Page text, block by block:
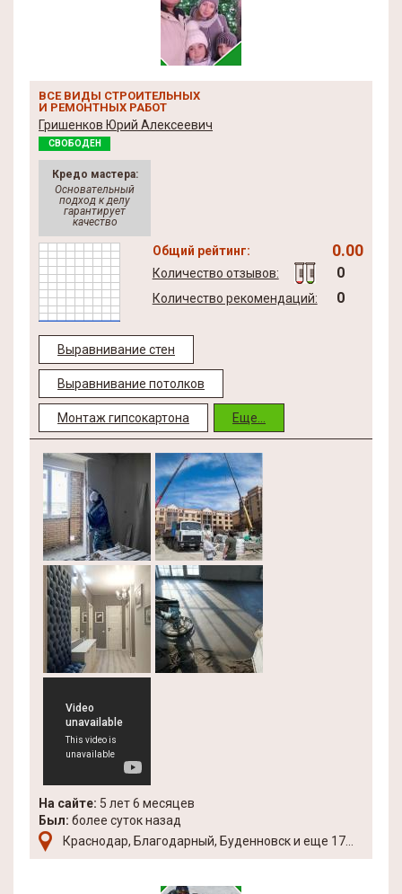
ВСЕ ВИДЫ СТРОИТЕЛЬНЫХ
И РЕМОНТНЫХ РАБОТ
Гришенков Юрий Алексеевич
СВОБОДЕН
Кредо мастера:
Основательный
подход к делу
гарантирует
качество
Общий рейтинг: 0.00
Количество отзывов: 0
Количество рекомендаций: 0
Выравнивание стен
Выравнивание потолков
Монтаж гипсокартона Еще...
На сайте: 5 лет 6 месяцев
Был: более суток назад
Краснодар, Благодарный, Буденновск и еще 17...